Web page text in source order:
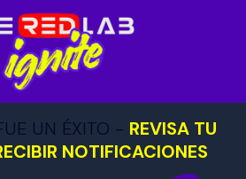
UN ÉXITO - REVISA TU
NOTIFICACIONES